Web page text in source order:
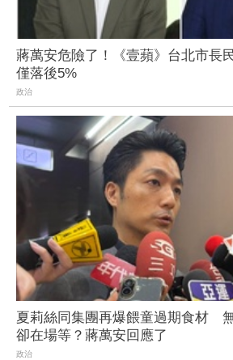
蔣萬安危險了！《壹蘋》台北市
僅落後5%
政治
夏莉絲同集團再爆餵童過期食材
卻在場等？蔣萬安回應了
政治